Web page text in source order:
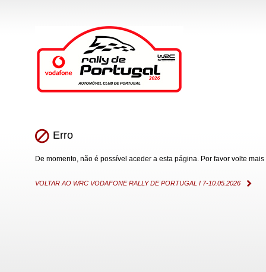
Erro
De momento, não é possível aceder a esta página. Por favor volte mais
VOLTAR AO WRC VODAFONE RALLY DE PORTUGAL I 7-10.05.2026